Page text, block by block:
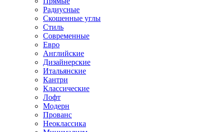
Радиусные
Скошенные углы
Стиль
Современные
Евро
Английские
Дизайнерские
Итальянские
Кантри
Классические
Лофт
Модерн
Прованс
Неоклассика